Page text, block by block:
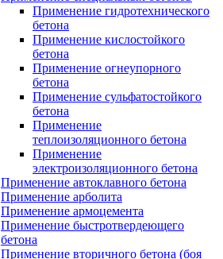
Применение гидротехнического
бетона
Применение кислостойкого
бетона
Применение огнеупорного
бетона
Применение сульфатостойкого
бетона
Применение
теплоизоляционного бетона
Применение
электроизоляционного бетона
Применение автоклавного бетона
Применение арболита
Применение армоцемента
Применение быстротвердеющего
бетона
Применение вторичного бетона (боя